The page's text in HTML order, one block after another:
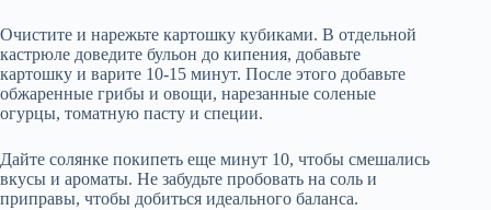
Очистите и нарежьте картошку кубиками. В отдельной
кастрюле доведите бульон до кипения, добавьте
картошку и варите 10-15 минут. После этого добавьте
обжаренные грибы и овощи, нарезанные соленые
огурцы, томатную пасту и специи.
Дайте солянке покипеть еще минут 10, чтобы смешались
вкусы и ароматы. Не забудьте пробовать на соль и
приправы, чтобы добиться идеального баланса.